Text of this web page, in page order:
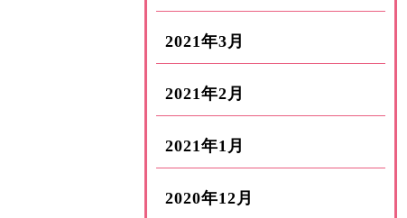
2021年3月
2021年2月
2021年1月
2020年12月